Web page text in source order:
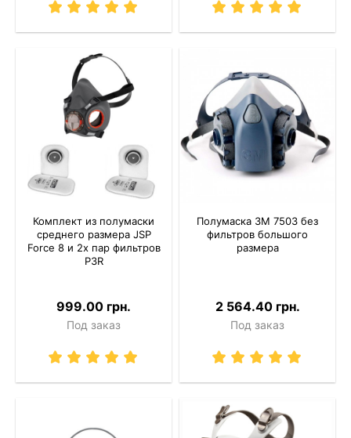
Комплект из полумаски
среднего размера JSP
Force 8 и 2х пар фильтров
P3R
999.00 грн.
Под заказ
Полумаска 3M 7503 без
фильтров большого
размера
2 564.40 грн.
Под заказ